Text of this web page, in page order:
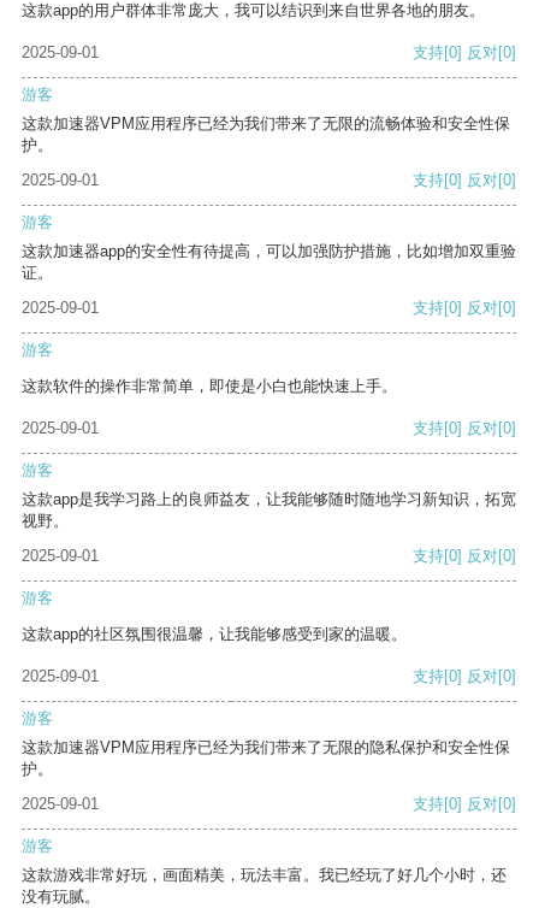
这款app的用户群体非常庞大，我可以结识到来自世界各地的朋友。
2025-09-01 支持[0] 反对[0]
游客
这款加速器VPM应用程序已经为我们带来了无限的流畅体验和安全性保
护。
2025-09-01
支持[0] 反对[0]
游客
这款加速器app的安全性有待提高，可以加强防护措施，比如增加双重验
证。
2025-09-01
支持[0] 反对[0]
游客
这款软件的操作非常简单，即使是小白也能快速上手。
2025-09-01 支持[0] 反对[0]
游客
这款app是我学习路上的良师益友，让我能够随时随地学习新知识，拓宽
视野。
2025-09-01
支持[0] 反对[0]
游客
这款app的社区氛围很温馨，让我能够感受到家的温暖。
2025-09-01 支持[0] 反对[0]
游客
这款加速器VPM应用程序已经为我们带来了无限的隐私保护和安全性保
护。
2025-09-01
支持[0] 反对[0]
游客
这款游戏非常好玩，画面精美，玩法丰富。我已经玩了好几个小时，还
没有玩腻。